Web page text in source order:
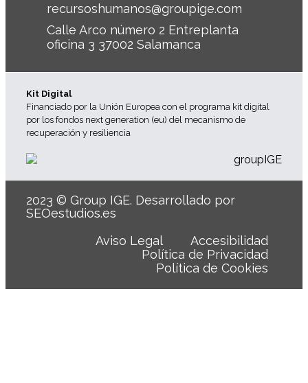
recursoshumanos@groupige.com
Calle Arco número 2 Entreplanta
oficina 3 37002 Salamanca
Kit Digital
Financiado por la Unión Europea con el programa kit digital
por los fondos next generation (eu) del mecanismo de
recuperación y resiliencia
2023 © Group IGE. Desarrollado por
SEOestudios.es
Aviso Legal
Accesibilidad
Política de Privacidad
Política de Cookies